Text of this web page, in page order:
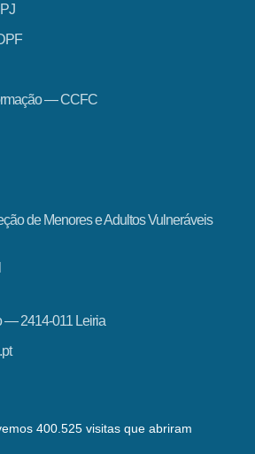
— CCFC
de Menores e Adultos Vulneráveis
— 2414-011 Leiria
400.525 visitas que abriram